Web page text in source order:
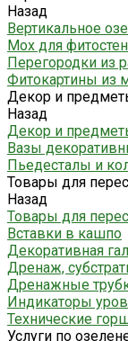
Назад
Вертикальное
Мох для фитостен
Перегородки из
Фитокартины из
Декор и
Назад
Декор и
Вазы
Пьедесталы и
Товары для
Назад
Товары для
Вставки в кашпо
Декоративная
Дренаж,
Дренажные
Индикаторы
Технические
Услуги по